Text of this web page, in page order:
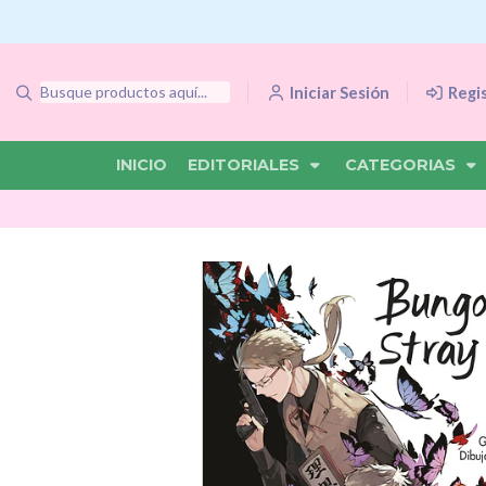
Iniciar Sesión
INICIO EDITORIALES CATEGORIAS